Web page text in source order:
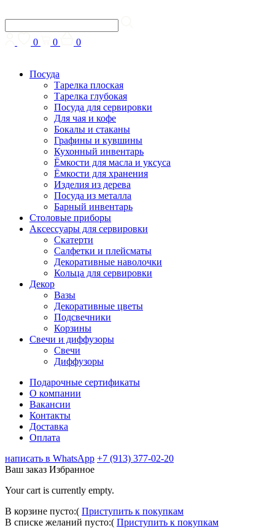
0 0 0
Посуда
Тарелка плоская
Тарелка глубокая
Посуда для сервировки
Для чая и кофе
Бокалы и стаканы
Графины и кувшины
Кухонный инвентарь
Ёмкости для масла и уксуса
Ёмкости для хранения
Изделия из дерева
Посуда из металла
Барный инвентарь
Столовые приборы
Аксессуары для сервировки
Скатерти
Cалфетки и плейсматы
Декоративные наволочки
Кольца для сервировки
Декор
Вазы
Декоративные цветы
Подсвечники
Корзины
Свечи и диффузоры
Свечи
Диффузоры
Подарочные сертификаты
О компании
Вакансии
Контакты
Доставка
Оплата
написать в WhatsApp +7 (913) 377-02-20
Ваш заказ Избранное
Your cart is currently empty.
В корзине пусто:( Приступить к покупкам
В списке желаний пусто:( Приступить к покупкам